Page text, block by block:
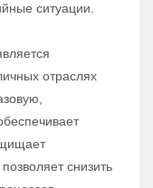
ситуации.
отраслях
снизить